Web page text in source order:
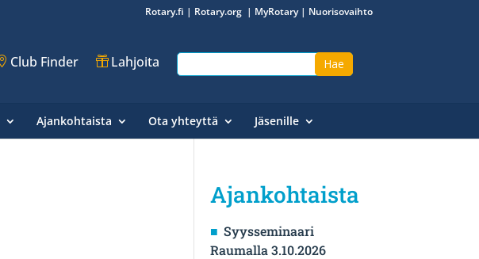
Rotary.fi | Rotary.org | MyRotary| Nuorisovaihto
Club Finder Lahjoita
Ajankohtaista Ota yhteyttä Jäsenille
Ajankohtaista
Syysseminaari
Raumalla 3.10.2026